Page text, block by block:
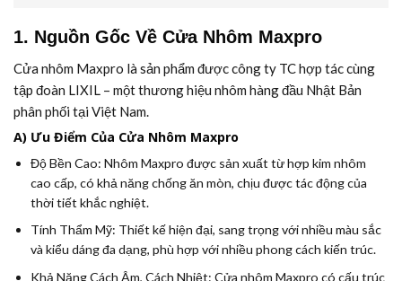
1. Nguồn Gốc Về Cửa Nhôm Maxpro
Cửa nhôm Maxpro là sản phẩm được công ty TC hợp tác cùng
tập đoàn LIXIL – một thương hiệu nhôm hàng đầu Nhật Bản
phân phối tại Việt Nam.
A) Ưu Điểm Của Cửa Nhôm Maxpro
Độ Bền Cao: Nhôm Maxpro được sản xuất từ hợp kim nhôm
cao cấp, có khả năng chống ăn mòn, chịu được tác động của
thời tiết khắc nghiệt.
Tính Thẩm Mỹ: Thiết kế hiện đại, sang trọng với nhiều màu sắc
và kiểu dáng đa dạng, phù hợp với nhiều phong cách kiến trúc.
Khả Năng Cách Âm, Cách Nhiệt: Cửa nhôm Maxpro có cấu trúc